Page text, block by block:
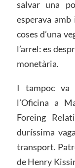
salvar una
esperava
coses d’una
l’arrel: es
monetària.
I tampoc va
l’Oficina a
Foreing
duríssima
transport.
de Henry